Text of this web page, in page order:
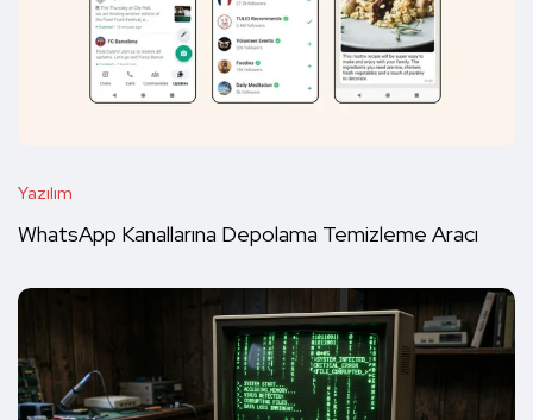
Yazılım
WhatsApp Kanallarına Depolama Temizleme Aracı